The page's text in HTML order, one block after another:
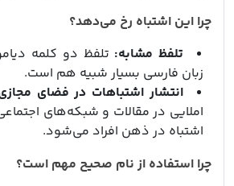
چرا این اشتباه رخ می‌دهد؟
تلفظ مشابه: تلفظ دو کلمه
زبان فارسی بسیار شبیه هم است.
انتشار اشتباهات در فضای
املایی در مقالات و شبکه‌های
اشتباه در ذهن افراد می‌شود.
چرا استفاده از نام صحیح مهم است؟